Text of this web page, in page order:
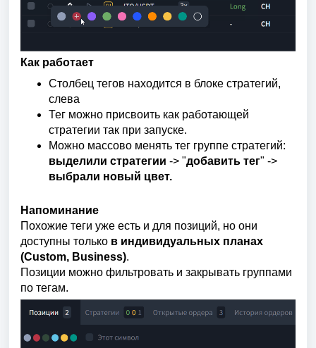
Как работает
Столбец тегов находится в блоке стратегий,
слева
Тег можно присвоить как работающей
стратегии так при запуске.
Можно массово менять тег группе стратегий:
выделили стратегии -> "добавить тег" ->
выбрали новый цвет.
Напоминание
Похожие теги уже есть и для позиций, но они
доступны только в индивидуальных планах
(Custom, Business).
Позиции можно фильтровать и закрывать группами
по тегам.